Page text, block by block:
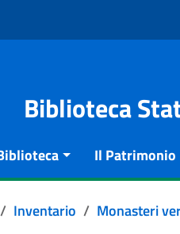
Biblioteca
Il Patrimonio
Inventario Monasteri